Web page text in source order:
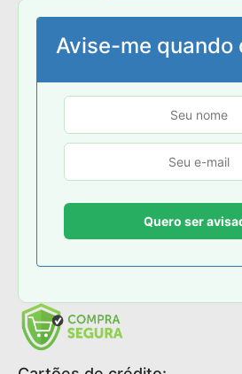
Avise-me quando